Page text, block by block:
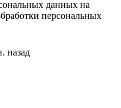
данных на
персональных
назад